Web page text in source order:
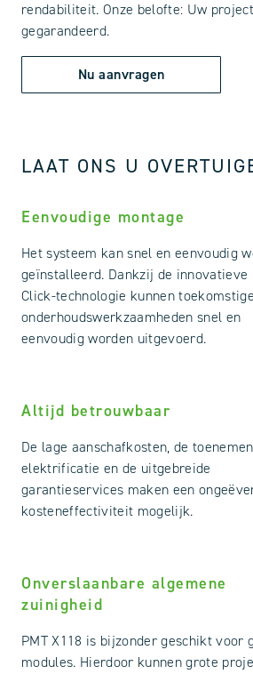
rendabiliteit. Onze belofte: Uw
gegarandeerd.
Nu aanvragen
LAAT ONS U
Eenvoudige montage
Het systeem kan snel en eenvoudig
geïnstalleerd. Dankzij de innovatieve
Click-technologie kunnen toekomstige
onderhoudswerkzaamheden snel en
eenvoudig worden uitgevoerd.
Altijd betrouwbaar
De lage aanschafkosten, de
elektrificatie en de uitgebreide
garantieservices maken een
kosteneffectiviteit mogelijk.
Onverslaanbare algemene
zuinigheid
PMT X118 is bijzonder geschikt voor
modules. Hierdoor kunnen grote